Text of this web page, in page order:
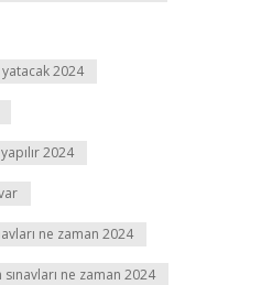
yatacak 2024
2024
ne zaman 2024
ne zaman 2024